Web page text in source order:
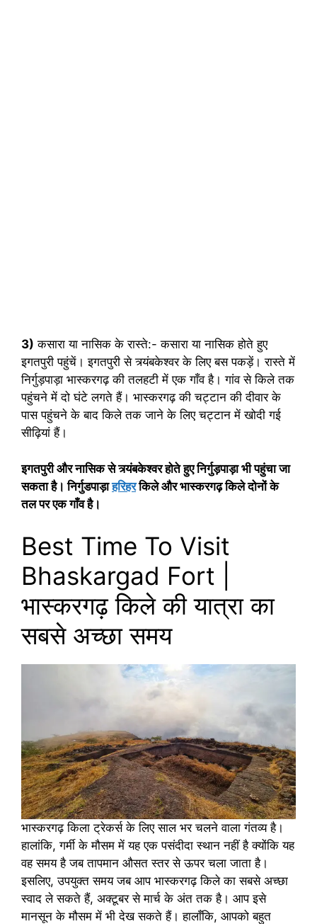
3) कसारा या नासिक के रास्ते:- कसारा या नासिक होते हुए
इगतपुरी पहुंचें। इगतपुरी से त्र्यंबकेश्वर के लिए बस पकड़ें। रास्ते में
निर्गुड़पाड़ा भास्करगढ़ की तलहटी में एक गाँव है। गांव से किले तक
पहुंचने में दो घंटे लगते हैं। भास्करगढ़ की चट्टान की दीवार के
पास पहुंचने के बाद किले तक जाने के लिए चट्टान में खोदी गई
सीढ़ियां हैं।
इगतपुरी और नासिक से त्र्यंबकेश्वर होते हुए निर्गुड़पाड़ा भी पहुंचा जा
सकता है। निर्गुडपाड़ाहरिहरकिले और भास्करगढ़ किले दोनों के
तल पर एक गाँव है।
Best Time To Visit
Bhaskargad Fort |
भास्करगढ़ किले की यात्रा का
सबसे अच्छा समय
भास्करगढ़ किला ट्रेकर्स के लिए साल भर चलने वाला गंतव्य है।
हालांकि, गर्मी के मौसम में यह एक पसंदीदा स्थान नहीं है क्योंकि यह
वह समय है जब तापमान औसत स्तर से ऊपर चला जाता है।
इसलिए, उपयुक्त समय जब आप भास्करगढ़ किले का सबसे अच्छा
स्वाद ले सकते हैं, अक्टूबर से मार्च के अंत तक है। आप इसे
मानसून के मौसम में भी देख सकते हैं। हालाँकि, आपको बहुत